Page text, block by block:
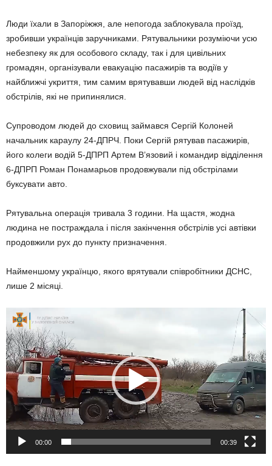
Люди їхали в Запоріжжя, але непогода заблокувала проїзд,
зробивши українців заручниками. Рятувальники розуміючи усю
небезпеку як для особового складу, так і для цивільних
громадян, організували евакуацію пасажирів та водіїв у
найближчі укриття, тим самим врятувавши людей від наслідків
обстрілів, які не припинялися.
Супроводом людей до сховищ займався Сергій Колоней
начальник караулу 24-ДПРЧ. Поки Сергій рятував пасажирів,
його колеги водій 5-ДПРП Артем В’язовий і командир відділення
6-ДПРП Роман Понамарьов продовжували під обстрілами
буксувати авто.
Рятувальна операція тривала 3 години. На щастя, жодна
людина не постраждала і після закінчення обстрілів усі автівки
продовжили рух до пункту призначення.
Найменшому українцю, якого врятували співробітники ДСНС,
лише 2 місяці.
Видеоплеер
00:00 00:39